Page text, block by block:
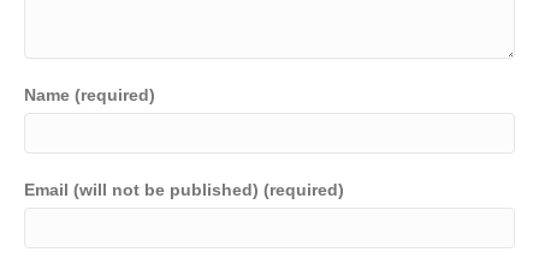
Name (required)
Email (will not be published) (required)